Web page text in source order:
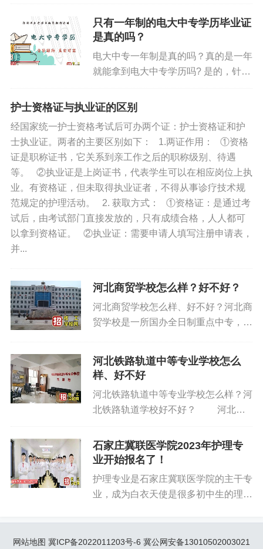
常见问答
A：核查办学资质、实训设备、学籍备案、公开收费、真实
升学就业数据。
Q2：读铁路专业会不会毕业找不到工作？
A：正规学校对口培养、定向输送，铁路、城轨属于刚需行
业，岗位缺口大。
石家庄东华铁路学校校址：石家庄鹿泉区双同路2号 咨询
招生办：于老师 15350566656（微信同号）
标签: 石家庄铁路中专学校哪个好
石家庄东华铁路学校好不好
留下了很好的口碑。下面我们就来为大
家介绍一下石家庄铁路学校上学有哪些
有优惠？学生来石家庄铁路技校上学都
可以享受哪些优惠。 一、对在校所有
费2000元，城市户口家庭经济困难学
生可申请减免学费2000元。 二、对国
家扶贫办指定的680个贫困县所属户籍
学生享受国家助学补助金每生每年
2000元，非贫困地区家庭困难学生可
申请补助金每生每年2000元。 三、对
成绩优异的同学学校将颁发校内奖学金
每年1000...
只有一年制的电大中专学历毕业证
是真的吗？
电大中专一年制是真的吗？真的是一年
就能拿到电大中专学历吗? 是的，针对
制是一年制，一年制至改革起12个月
随时都可以报名，报名后一般在第二个
月15日前就能在中央广播电视大学中
等专业学校官网查询的到。 电大中专
报名咨询扫码关注： 为什么要报电大
中专？ 学信网是国内学历真伪查询的
唯一网站，但其目前只能查询大专或以
上层次学历的真伪，是不能查询电大中
专学历真伪的。不过电大中专学历可以
大中专学历在线证明。...
护士资格证与执业证的区别
经国家统一护士资格考试后可办两个证：护士资格证和护
士执业证。两者的主要区别如下： 1.两证作用： ①资格
证是职称证书，它关系到亲工作之后的职称级别、待遇
等。 ②执业证是上岗证书，代表学生可以在相应岗位上执
业。有资格证，但未取得执业证者，不得从事诊疗技术规
范规定的护理活动。 2. 获取方式： ①资格证：是通过考
试后，由考试部门直接发放的，只有成绩合格，人人都可
以拿到资格证。 ②执业证：需要申请人填写注册申请表，
并...
河北商贸学校怎么样？好不好？
河北商贸学校怎么样、好不好？河北商
贸学校是一所国办全日制重点中专，建
各界的肯定。石家庄技工学校网从以下
几个方面介绍一下。 一、学校荣誉 河
北商贸学校先后被评为省部级重点中
专、省直机关文明单位、首批国家级重
北省教学质量优秀学校、河北省中考招
生工作先进单位、河北省非师范类毕业
生就业工作先进单位、河北省名牌项目
建设学校、河北省德育工作先进集体。
中专毕业生，为我省的经济发展和社会
进步做出了积极贡献，是河北省职业教
河北铁路轨道中等专业学校怎么
样、好不好
河北铁路轨道中等专业学校怎么样？河
北铁路轨道学校好不好？ 河北铁
批准的一所省级全日制院校，学校设有
铁道运输管理、城市轨道交通车辆运用
电、内燃机车运用与检修、计算机应用
技术(电子商务方向)、机电技术应用、
办学理念，引进强大的中国铁军精神，
石家庄冀联医学院2023年护理专
业开始报名了！
护理专业是石家庄冀联医学院的主干专
业，成为白衣天使是很多初中生的理
业开始报名了！预约电话：
18332472833 护理专业主要课程： 学
网站地图 冀ICP备2022011203号-6 冀公网安备13010502003021